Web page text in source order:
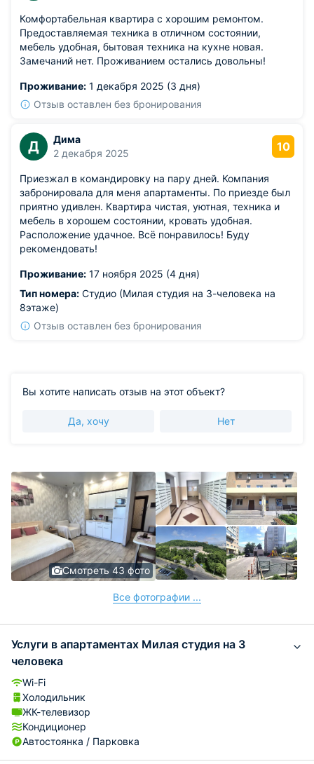
Комфортабельная квартира с хорошим ремонтом.
Предоставляемая техника в отличном состоянии,
мебель удобная, бытовая техника на кухне новая.
Замечаний нет. Проживанием остались довольны!
Проживание: 1 декабря 2025 (3 дня)
Отзыв оставлен без бронирования
Д
Дима
2 декабря 2025
10
Приезжал в командировку на пару дней. Компания
забронировала для меня апартаменты. По приезде был
приятно удивлен. Квартира чистая, уютная, техника и
мебель в хорошем состоянии, кровать удобная.
Расположение удачное. Всё понравилось! Буду
рекомендовать!
Проживание: 17 ноября 2025 (4 дня)
Тип номера: Студио (Милая студия на 3-человека на
8этаже)
Отзыв оставлен без бронирования
Вы хотите написать отзыв на этот объект?
Да, хочу Нет
Смотреть 43 фото
Все фотографии ...
Услуги в апартаментах Милая студия на 3
человека
Wi-Fi
Холодильник
ЖК-телевизор
Кондиционер
Автостоянка / Парковка